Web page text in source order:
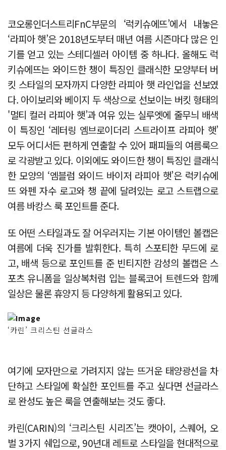
코오롱인더스트리FnC부문의 ‘럭키슈에뜨’에서 내놓은
‘라피아 햇’은 2018년도부터 매년 여름 시즌마다 많은 인
기를 얻고 있는 스테디셀러 아이템 중 하나다. 올해도 럭
키슈에뜨는 와이드한 챙이 특징인 클래식한 모양부터 버
킷 스타일의 모자까지 다양한 라피아 햇 라인업을 선보였
다. 아이보리와 베이지 두 색상으로 선보이는 버킷 형태의
'멀티 컬러 라피아 햇’과 여유 있는 실루엣에 줄무늬 배색
이 특징인 ‘레터링 엠브로이더리 스트라이프 라피아 햇’
모두 어디서든 편하게 연출할 수 있어 패피들의 여름룩으
로 각광받고 있다. 이외에도 와이드한 챙이 특징인 클래식
한 모양의 ‘엠블럼 와이드 바이저 라피아 햇’은 럭키슈에
뜨 와펜 자수 로고와 챙 끝에 달려있는 로고 스트랩으로
여름 바캉스 룩 포인트를 준다.
또 어떤 스타일과도 잘 어우러지는 기본 아이템인 볼캡은
여름에 더욱 진가를 발휘한다. 특히 스포티한 무드에 로
고, 배색 등으로 포인트를 준 빈티지한 감성의 볼캡은 스
포츠 유니폼을 일상복처럼 입는 블록코어 트렌드와 함께
일상은 물론 휴양지 등 다양하게 활용되고 있다.
‘카린’ 크리스틴 선글라스
여기에 모자만으로 가려지지 않는 뜨거운 태양광선을 차
단하고 스타일에 확실한 포인트를 주고 싶다면 선글라스
로 완성도 높은 룩을 연출해보는 것도 좋다.
카린(CARIN)의 ‘크리스틴 시리즈’는 캣아이, 스퀘어, 오
벌 3가지 쉐입으로, 90년대 레트로 스타일을 현대적으로